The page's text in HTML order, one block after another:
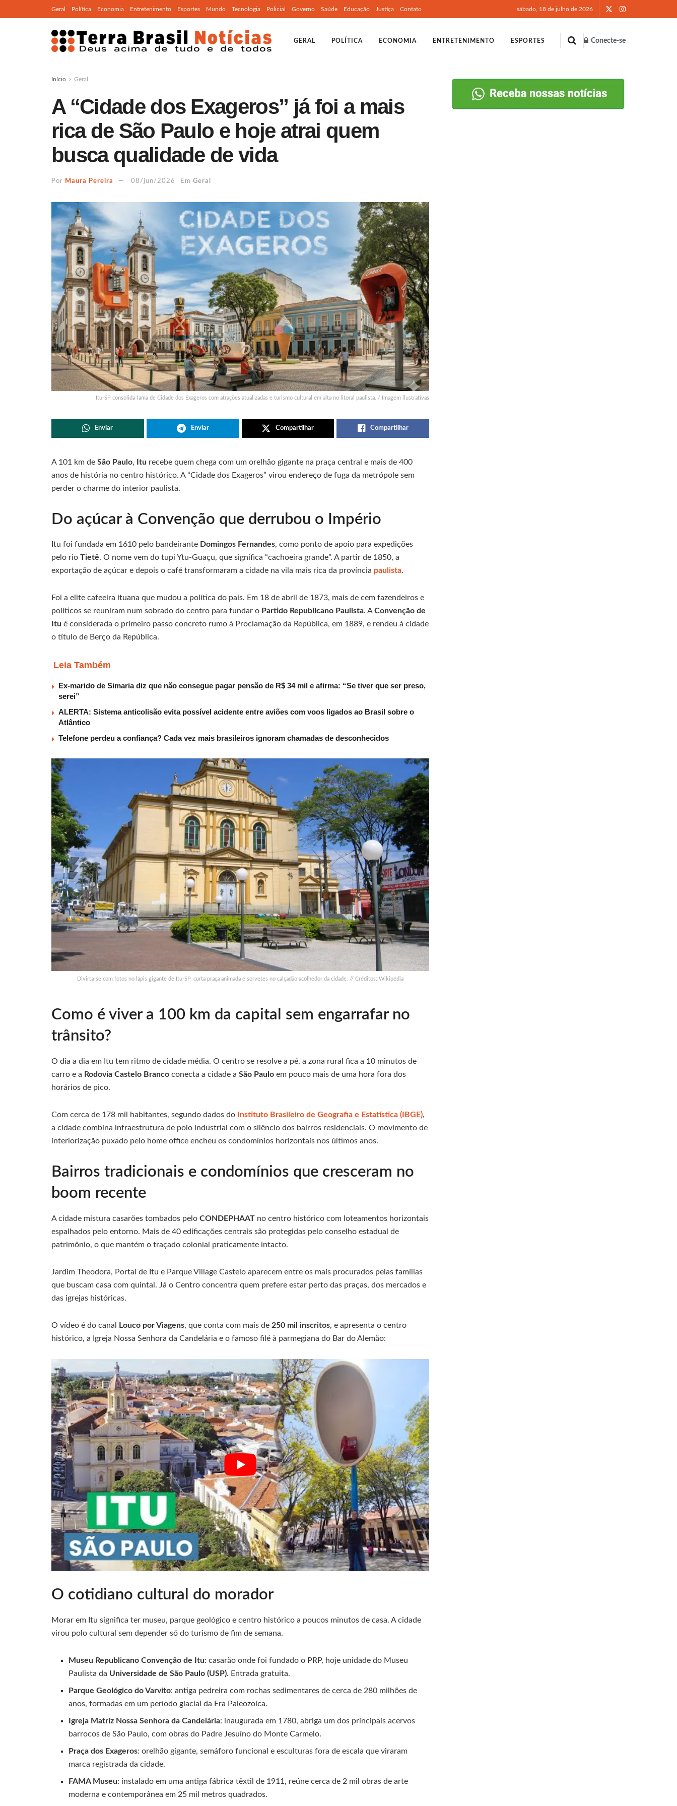
Geral Política Economia Entretenimento Esportes Mundo Tecnologia Policial Governo Saúde Educação Justiça Contato sábado, 18 de julho de 2026
GERAL POLÍTICA ECONOMIA ENTRETENIMENTO ESPORTES Conecte-se
Início Geral
A “Cidade dos Exageros” já foi a mais
rica de São Paulo e hoje atrai quem
busca qualidade de vida
Por Maura Pereira 08/jun/2026 Em Geral
Itu-SP consolida fama de Cidade dos Exageros com atrações atualizadas e turismo cultural em alta no litoral paulista. / Imagem ilustrativas
Enviar Enviar Compartilhar Compartilhar
A 101 km de São Paulo, Itu recebe quem chega com um orelhão gigante na praça central e mais de 400
anos de história no centro histórico. A “Cidade dos Exageros” virou endereço de fuga da metrópole sem
perder o charme do interior paulista.
Do açúcar à Convenção que derrubou o Império
Itu foi fundada em 1610 pelo bandeirante Domingos Fernandes, como ponto de apoio para expedições
pelo rio Tietê. O nome vem do tupi Ytu-Guaçu, que significa “cachoeira grande”. A partir de 1850, a
exportação de açúcar e depois o café transformaram a cidade na vila mais rica da província paulista.
Foi a elite cafeeira ituana que mudou a política do país. Em 18 de abril de 1873, mais de cem fazendeiros e
políticos se reuniram num sobrado do centro para fundar o Partido Republicano Paulista. AConvenção de
Itu é considerada o primeiro passo concreto rumo à Proclamação da República, em 1889, e rendeu à cidade
o título de Berço da República.
Leia Também
Ex-marido de Simaria diz que não consegue pagar pensão de R$ 34 mil e afirma: “Se tiver que ser preso,
serei”
ALERTA: Sistema anticolisão evita possível acidente entre aviões com voos ligados ao Brasil sobre o
Atlântico
Telefone perdeu a confiança? Cada vez mais brasileiros ignoram chamadas de desconhecidos
Divirta-se com fotos no lápis gigante de Itu-SP, curta praça animada e sorvetes no calçadão acolhedor da cidade. // Créditos: Wikipédia
Como é viver a 100 km da capital sem engarrafar no
trânsito?
O dia a dia em Itu tem ritmo de cidade média. O centro se resolve a pé, a zona rural fica a 10 minutos de
carro e a Rodovia Castelo Branco conecta a cidade a São Paulo em pouco mais de uma hora fora dos
horários de pico.
Com cerca de 178 mil habitantes, segundo dados do Instituto Brasileiro de Geografia e Estatística (IBGE),
a cidade combina infraestrutura de polo industrial com o silêncio dos bairros residenciais. O movimento de
interiorização puxado pelo home office encheu os condomínios horizontais nos últimos anos.
Bairros tradicionais e condomínios que cresceram no
boom recente
A cidade mistura casarões tombados pelo CONDEPHAAT no centro histórico com loteamentos horizontais
espalhados pelo entorno. Mais de 40 edificações centrais são protegidas pelo conselho estadual de
patrimônio, o que mantém o traçado colonial praticamente intacto.
Jardim Theodora, Portal de Itu e Parque Village Castelo aparecem entre os mais procurados pelas famílias
que buscam casa com quintal. Já o Centro concentra quem prefere estar perto das praças, dos mercados e
das igrejas históricas.
O vídeo é do canal Louco por Viagens, que conta com mais de 250 mil inscritos, e apresenta o centro
histórico, a Igreja Nossa Senhora da Candelária e o famoso filé à parmegiana do Bar do Alemão:
O cotidiano cultural do morador
Morar em Itu significa ter museu, parque geológico e centro histórico a poucos minutos de casa. A cidade
virou polo cultural sem depender só do turismo de fim de semana.
Museu Republicano Convenção de Itu: casarão onde foi fundado o PRP, hoje unidade do Museu
Paulista da Universidade de São Paulo (USP). Entrada gratuita.
Parque Geológico do Varvito: antiga pedreira com rochas sedimentares de cerca de 280 milhões de
anos, formadas em um período glacial da Era Paleozoica.
Igreja Matriz Nossa Senhora da Candelária: inaugurada em 1780, abriga um dos principais acervos
barrocos de São Paulo, com obras do Padre Jesuíno do Monte Carmelo.
Praça dos Exageros: orelhão gigante, semáforo funcional e esculturas fora de escala que viraram
marca registrada da cidade.
FAMA Museu: instalado em uma antiga fábrica têxtil de 1911, reúne cerca de 2 mil obras de arte
moderna e contemporânea em 25 mil metros quadrados.